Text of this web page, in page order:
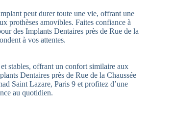
peut durer toute une vie, offrant une
prothèses amovibles. Faites confiance à
des Implants Dentaires près de Rue de la
à vos attentes.
stables, offrant un confort similaire aux
Dentaires près de Rue de la Chaussée
Saint Lazare, Paris 9 et profitez d’une
au quotidien.